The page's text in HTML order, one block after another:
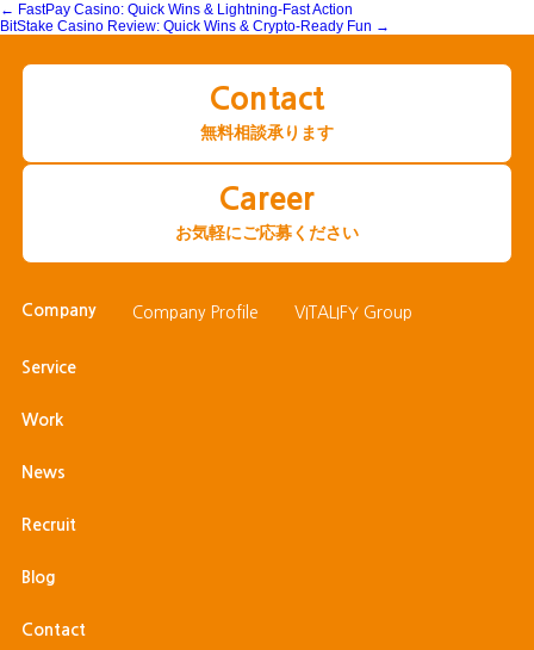
投
← FastPay Casino: Quick Wins & Lightning-Fast Action
BitStake Casino Review: Quick Wins & Crypto‑Ready Fun →
Contact
無料相談承ります
Career
お気軽にご応募ください
Company Company Profile VITALIFY Group
Service
Work
News
Recruit
Blog
Contact